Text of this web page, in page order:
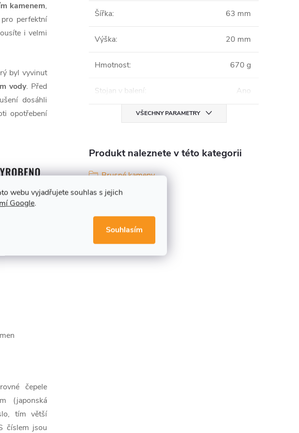
webu vyjadřujete souhlas s jejich
Google.
Souhlasím
kamenem,
pro perfektní
i velmi
byl vyvinut
vody. Před
dosáhli
opotřebení
čepele
(japonská
tím větší
číslem jsou
Šířka: 63 mm
Výška: 20 mm
Hmotnost: 670 g
Stojan v balení: Ano
VŠECHNY PARAMETRY
Produkt naleznete v této kategorii
Brusné kameny